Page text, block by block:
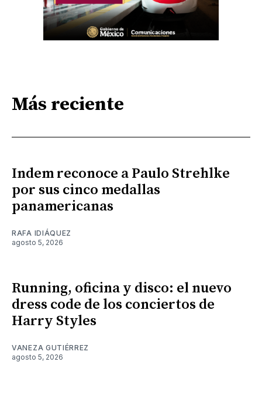
Más reciente
Indem reconoce a Paulo Strehlke
por sus cinco medallas
panamericanas
RAFA IDIÁQUEZ
agosto 5, 2026
Running, oficina y disco: el nuevo
dress code de los conciertos de
Harry Styles
VANEZA GUTIÉRREZ
agosto 5, 2026